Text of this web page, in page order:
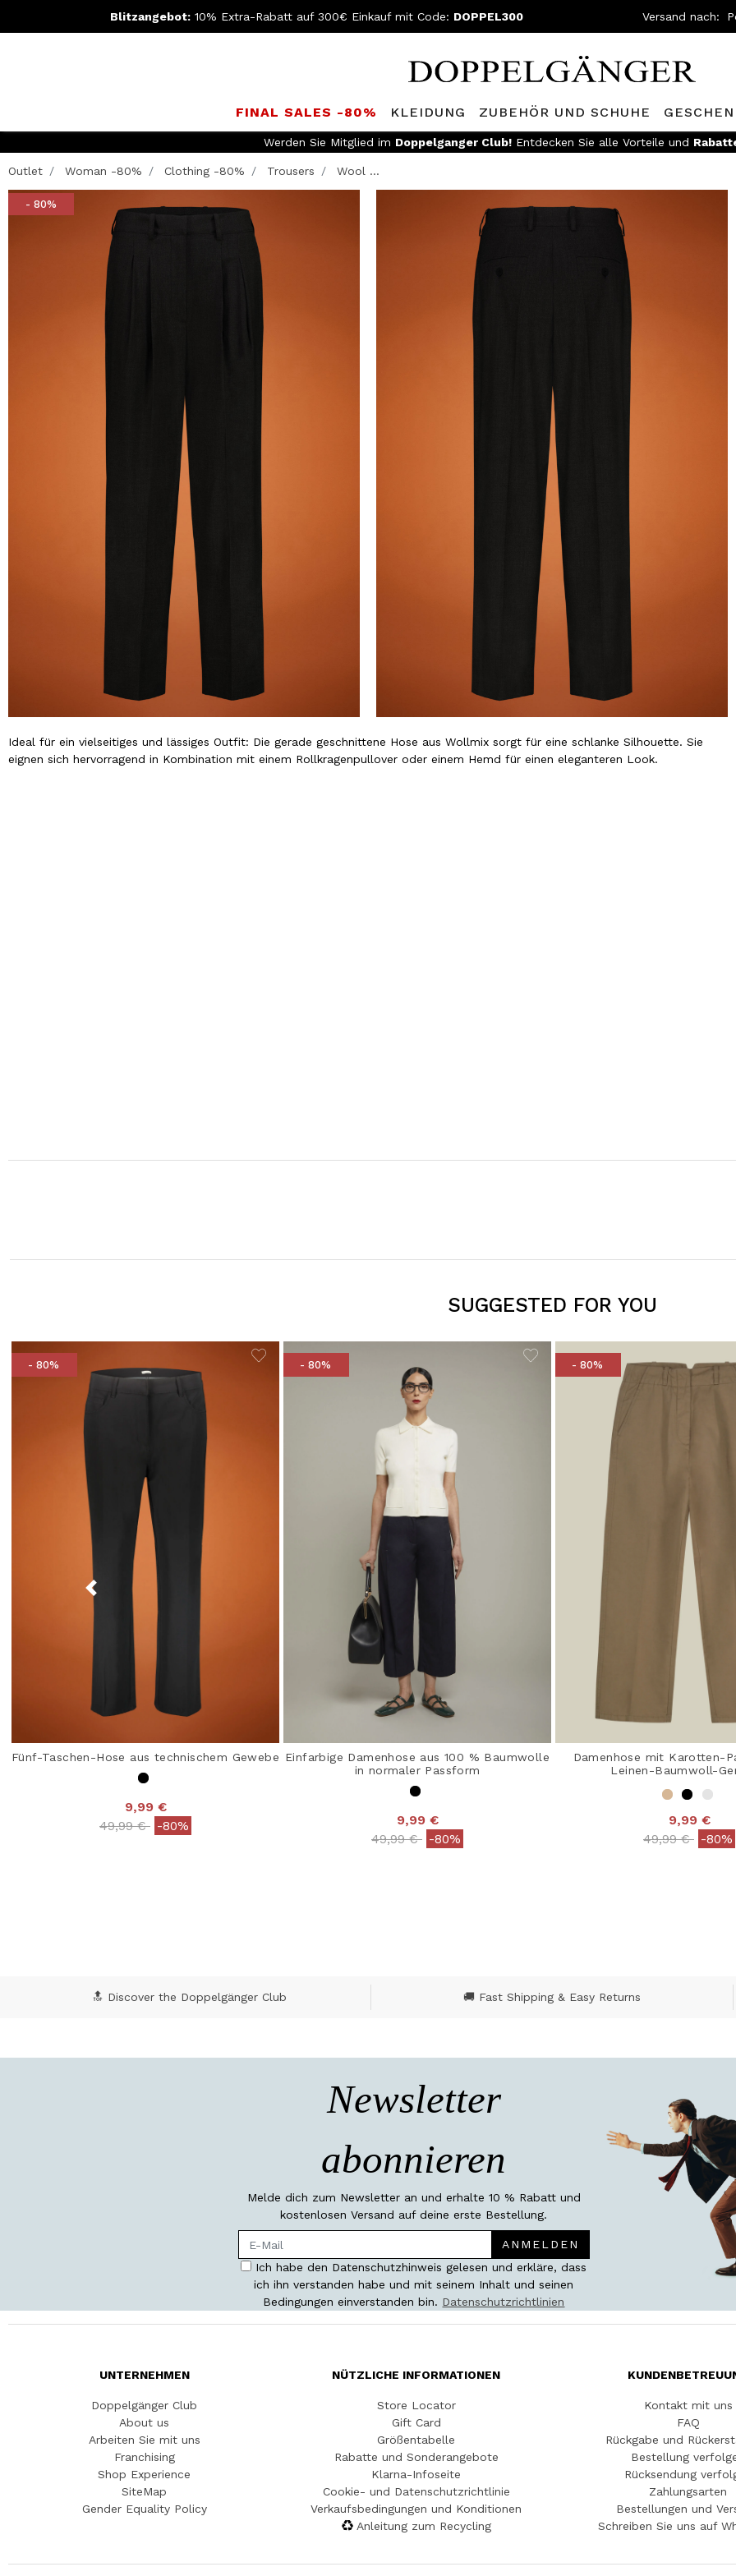
Blitzangebot: 10% Extra-Rabatt auf 300€ Einkauf mit Code: DOPPEL300 Versand nach:
FINAL SALES -80% KLEIDUNG ZUBEHÖR UND SCHUHE
Werden Sie Mitglied im Doppelganger Club! Entdecken Sie alle Vorteile und
Outlet Woman -80% Clothing -80% Trousers Wool ...
- 80%
Ideal für ein vielseitiges und lässiges Outfit: Die gerade geschnittene Hose aus Wollmix sorgt für eine schlanke Silhouette. Sie
eignen sich hervorragend in Kombination mit einem Rollkragenpullover oder einem Hemd für einen eleganteren Look.
SUGGESTED FOR YOU
- 80%
Fünf-Taschen-Hose aus technischem Gewebe
9,99 €
Price reduced from
49,99 €to-80%
- 80%
Einfarbige Damenhose aus 100 % Baumwolle
in normaler Passform
9,99 €
Price reduced from
49,99 €to-80%
- 80%
Damenhose mit Karotten-
Leinen-Baumwoll-
9,99 €
Price reduced
49,99 €to-80%
🔝 Discover the Doppelgänger Club 🚚 Fast Shipping & Easy Returns
Newsletter
abonnieren
Melde dich zum Newsletter an und erhalte 10 % Rabatt und
kostenlosen Versand auf deine erste Bestellung.
ANMELDEN
Ich habe den Datenschutzhinweis gelesen und erkläre, dass
ich ihn verstanden habe und mit seinem Inhalt und seinen
Bedingungen einverstanden bin. Datenschutzrichtlinien
UNTERNEHMEN
Doppelgänger Club
About us
Arbeiten Sie mit uns
Franchising
Shop Experience
SiteMap
Gender Equality Policy
NÜTZLICHE INFORMATIONEN
Store Locator
Gift Card
Größentabelle
Rabatte und Sonderangebote
Klarna-Infoseite
Cookie- und Datenschutzrichtlinie
Verkaufsbedingungen und Konditionen
Anleitung zum Recycling
Kontakt mit uns
FAQ
Rückgabe und
Bestellung
Rücksendung
Zahlungsarten
Bestellungen und
Schreiben Sie uns auf